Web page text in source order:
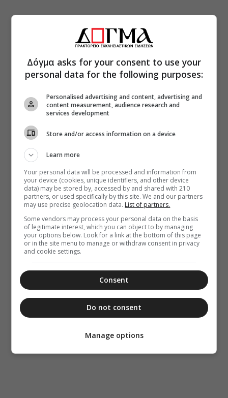
Δόγμα asks for your consent to use your
personal data for the following purposes:
Personalised advertising and content, advertising and
content measurement, audience research and
services development
Store and/or access information on a device
Learn more
Your personal data will be processed and information from
your device (cookies, unique identifiers, and other device
data) may be stored by, accessed by and shared with 210
partners, or used specifically by this site. We and our partners
may use precise geolocation data. List of partners.
Some vendors may process your personal data on the basis
of legitimate interest, which you can object to by managing
your options below. Look for a link at the bottom of this page
or in the site menu to manage or withdraw consent in privacy
and cookie settings.
Consent
Do not consent
Manage options